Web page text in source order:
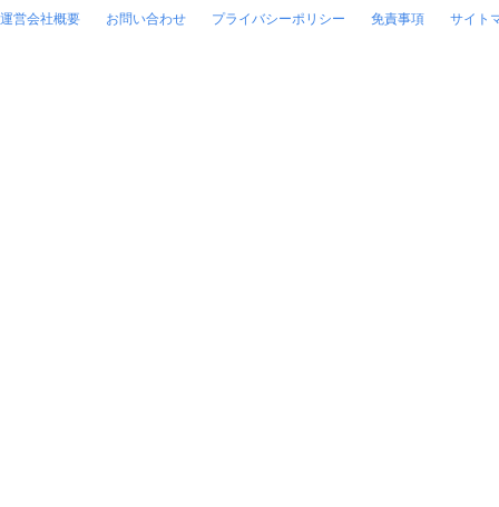
運営会社概要 お問い合わせ プライバシーポリシー 免責事項 サイト